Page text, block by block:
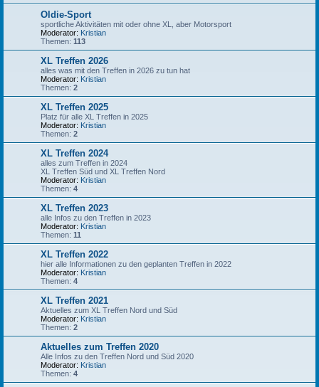
Oldie-Sport
sportliche Aktivitäten mit oder ohne XL, aber Motorsport
Moderator: Kristian
Themen: 113
XL Treffen 2026
alles was mit den Treffen in 2026 zu tun hat
Moderator: Kristian
Themen: 2
XL Treffen 2025
Platz für alle XL Treffen in 2025
Moderator: Kristian
Themen: 2
XL Treffen 2024
alles zum Treffen in 2024
XL Treffen Süd und XL Treffen Nord
Moderator: Kristian
Themen: 4
XL Treffen 2023
alle Infos zu den Treffen in 2023
Moderator: Kristian
Themen: 11
XL Treffen 2022
hier alle Informationen zu den geplanten Treffen in 2022
Moderator: Kristian
Themen: 4
XL Treffen 2021
Aktuelles zum XL Treffen Nord und Süd
Moderator: Kristian
Themen: 2
Aktuelles zum Treffen 2020
Alle Infos zu den Treffen Nord und Süd 2020
Moderator: Kristian
Themen: 4